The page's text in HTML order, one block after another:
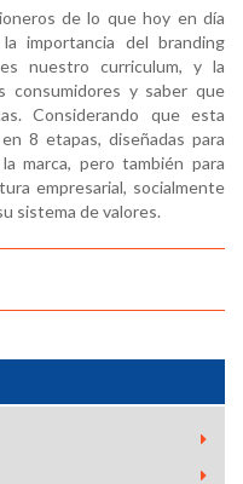
de lo que hoy en día
importancia del branding
nuestro curriculum, y la
consumidores y saber que
Considerando que esta
8 etapas, diseñadas para
marca, pero también para
empresarial, socialmente
sistema de valores.